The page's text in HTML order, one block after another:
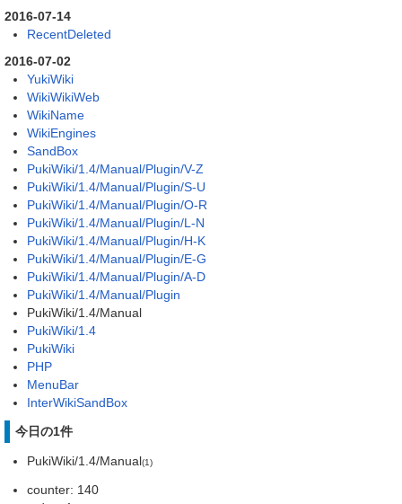
2016-07-14
RecentDeleted
2016-07-02
YukiWiki
WikiWikiWeb
WikiName
WikiEngines
SandBox
PukiWiki/1.4/Manual/Plugin/V-Z
PukiWiki/1.4/Manual/Plugin/S-U
PukiWiki/1.4/Manual/Plugin/O-R
PukiWiki/1.4/Manual/Plugin/L-N
PukiWiki/1.4/Manual/Plugin/H-K
PukiWiki/1.4/Manual/Plugin/E-G
PukiWiki/1.4/Manual/Plugin/A-D
PukiWiki/1.4/Manual/Plugin
PukiWiki/1.4/Manual
PukiWiki/1.4
PukiWiki
PHP
MenuBar
InterWikiSandBox
今日の1件
PukiWiki/1.4/Manual(1)
counter: 140